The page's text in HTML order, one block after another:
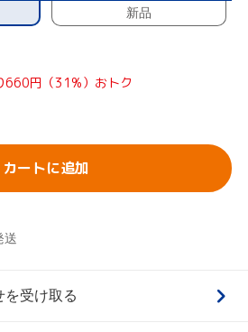
新品
660円（31%）おトク
カートに追加
送
を受け取る